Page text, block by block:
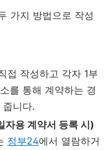
가지 방법으로 작성
접 작성하고 각자 1부
를 통해 계약하는 경
니다.
자용 계약서 등록 시)
정부24에서 열람하거